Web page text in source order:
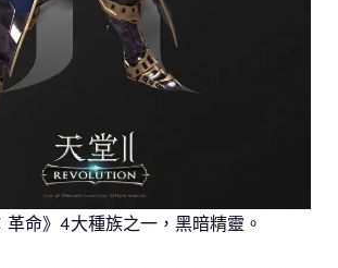
革命》4大種族之一，黑暗精靈。